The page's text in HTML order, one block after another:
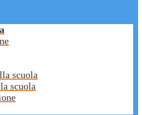
scuola
scuola